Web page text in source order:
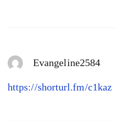
Evangeline2584
https://shorturl.fm/c1kaz